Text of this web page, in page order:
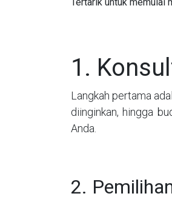
1.
Langkah pertama
diinginkan, hingga
Anda.
2.